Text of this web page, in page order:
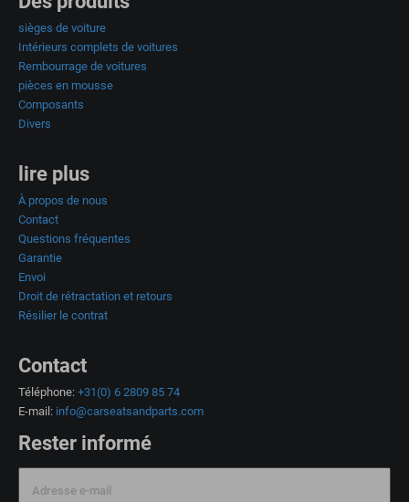
sièges de voiture
Intérieurs complets de voitures
Rembourrage de voitures
pièces en mousse
Composants
Divers
lire plus
À propos de nous
Contact
Questions fréquentes
Garantie
Envoi
Droit de rétractation et retours
Résilier le contrat
Contact
Téléphone: +31(0) 6 2809 85 74
E-mail: info@carseatsandparts.com
Rester informé
Adresse e-mail